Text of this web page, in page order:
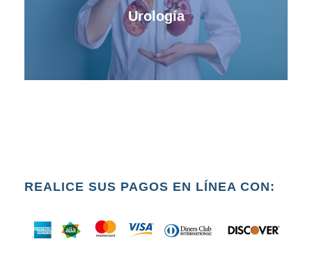
Urología
REALICE SUS PAGOS EN LÍNEA CON: